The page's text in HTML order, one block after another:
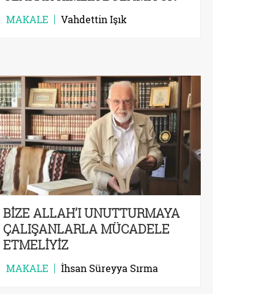
MAKALE Vahdettin Işık
BİZE ALLAH’I UNUTTURMAYA
ÇALIŞANLARLA MÜCADELE
ETMELİYİZ
MAKALE İhsan Süreyya Sırma